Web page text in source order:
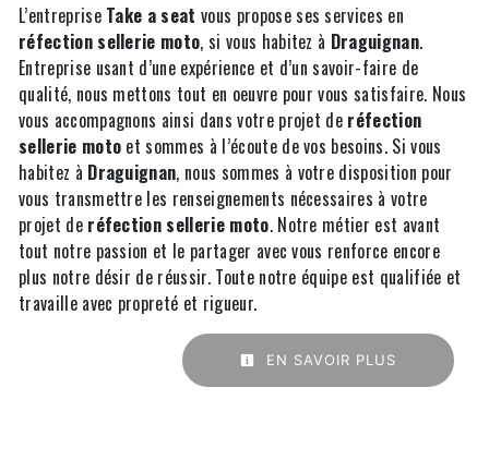
L’entreprise Take a seat vous propose ses services en
réfection sellerie moto, si vous habitez à Draguignan.
Entreprise usant d’une expérience et d’un savoir-faire de
qualité, nous mettons tout en oeuvre pour vous satisfaire. Nous
vous accompagnons ainsi dans votre projet de réfection
sellerie moto et sommes à l’écoute de vos besoins. Si vous
habitez à Draguignan, nous sommes à votre disposition pour
vous transmettre les renseignements nécessaires à votre
projet de réfection sellerie moto. Notre métier est avant
tout notre passion et le partager avec vous renforce encore
plus notre désir de réussir. Toute notre équipe est qualifiée et
travaille avec propreté et rigueur.
EN SAVOIR PLUS